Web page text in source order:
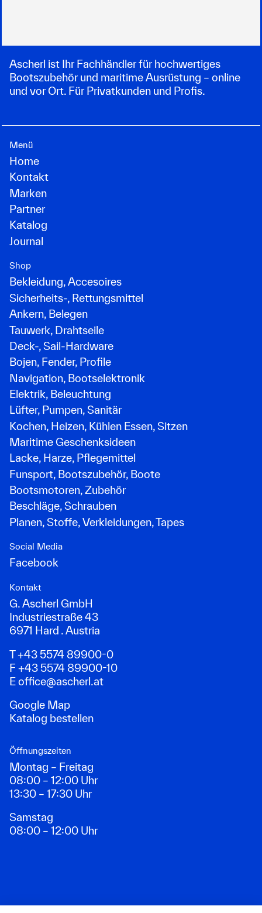
Ascherl ist Ihr Fachhändler für hochwertiges
Bootszubehör und maritime Ausrüstung – online
und vor Ort. Für Privatkunden und Profis.
Menü
Home
Kontakt
Marken
Partner
Katalog
Journal
Shop
Bekleidung, Accesoires
Sicherheits-, Rettungsmittel
Ankern, Belegen
Tauwerk, Drahtseile
Deck-, Sail-Hardware
Bojen, Fender, Profile
Navigation, Bootselektronik
Elektrik, Beleuchtung
Lüfter, Pumpen, Sanitär
Kochen, Heizen, Kühlen Essen, Sitzen
Maritime Geschenksideen
Lacke, Harze, Pflegemittel
Funsport, Bootszubehör, Boote
Bootsmotoren, Zubehör
Beschläge, Schrauben
Planen, Stoffe, Verkleidungen, Tapes
Social Media
Facebook
Kontakt
G. Ascherl GmbH
Industriestraße 43
6971 Hard . Austria
T +43 5574 89900-0
F +43 5574 89900-10
Eoffice@ascherl.at
Google Map
Katalog bestellen
Öffnungszeiten
Montag – Freitag
08:00 – 12:00 Uhr
13:30 – 17:30 Uhr
Samstag
08:00 – 12:00 Uhr